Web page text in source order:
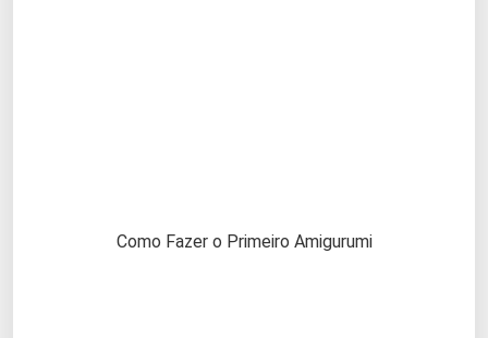
Como Fazer o Primeiro Amigurumi